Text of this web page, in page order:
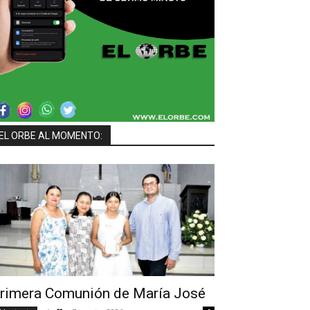
ORBE AL MOMENTO:
Comunión de María José